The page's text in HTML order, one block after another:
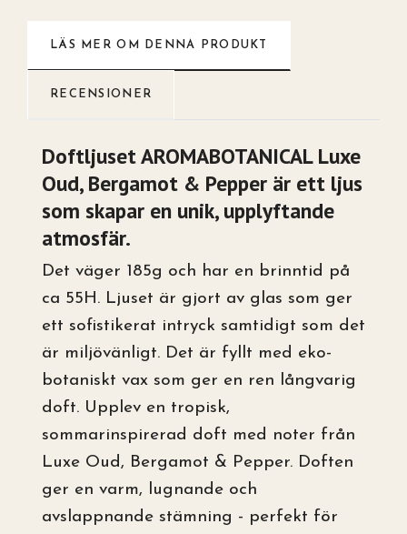
LÄS MER OM DENNA PRODUKT
RECENSIONER
Doftljuset AROMABOTANICAL Luxe
Oud, Bergamot & Pepper är ett ljus
som skapar en unik, upplyftande
atmosfär.
Det väger 185g och har en brinntid på
ca 55H. Ljuset är gjort av glas som ger
ett sofistikerat intryck samtidigt som det
är miljövänligt. Det är fyllt med eko-
botaniskt vax som ger en ren långvarig
doft. Upplev en tropisk,
sommarinspirerad doft med noter från
Luxe Oud, Bergamot & Pepper. Doften
ger en varm, lugnande och
avslappnande stämning - perfekt för